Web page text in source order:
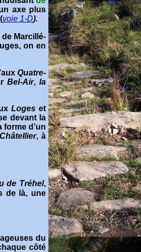
axe plus
(voie 1-D).
Marcillé-
on en
Quatre-
Bel-Air, la
Logeset
devant la
forme d’un
, à
de Tréhel,
de là, une
du
côté